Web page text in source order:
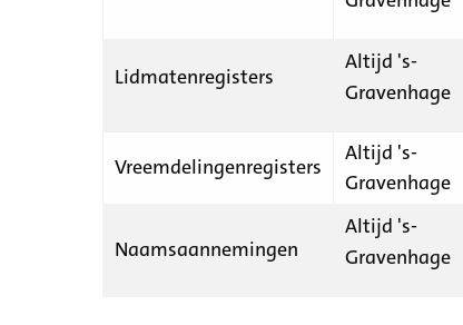
Lidmatenregisters
Altijd 's-
Gravenhage
Vreemdelingenregisters
Altijd 's-
Gravenhage
Naamsaannemingen
Altijd 's-
Gravenhage